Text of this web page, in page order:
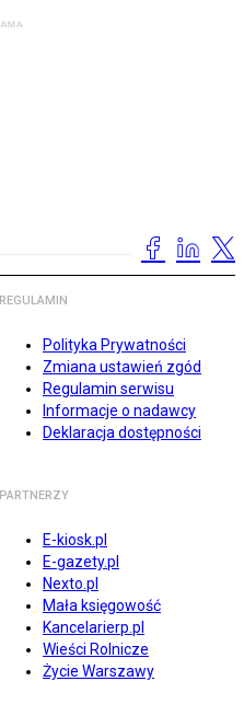
REGULAMIN
Polityka Prywatności
Zmiana ustawień zgód
Regulamin serwisu
Informacje o nadawcy
Deklaracja dostępności
PARTNERZY
E-kiosk.pl
E-gazety.pl
Nexto.pl
Mała księgowość
Kancelarierp.pl
Wieści Rolnicze
Życie Warszawy